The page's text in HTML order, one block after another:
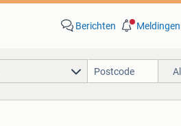
Berichten Meldingen